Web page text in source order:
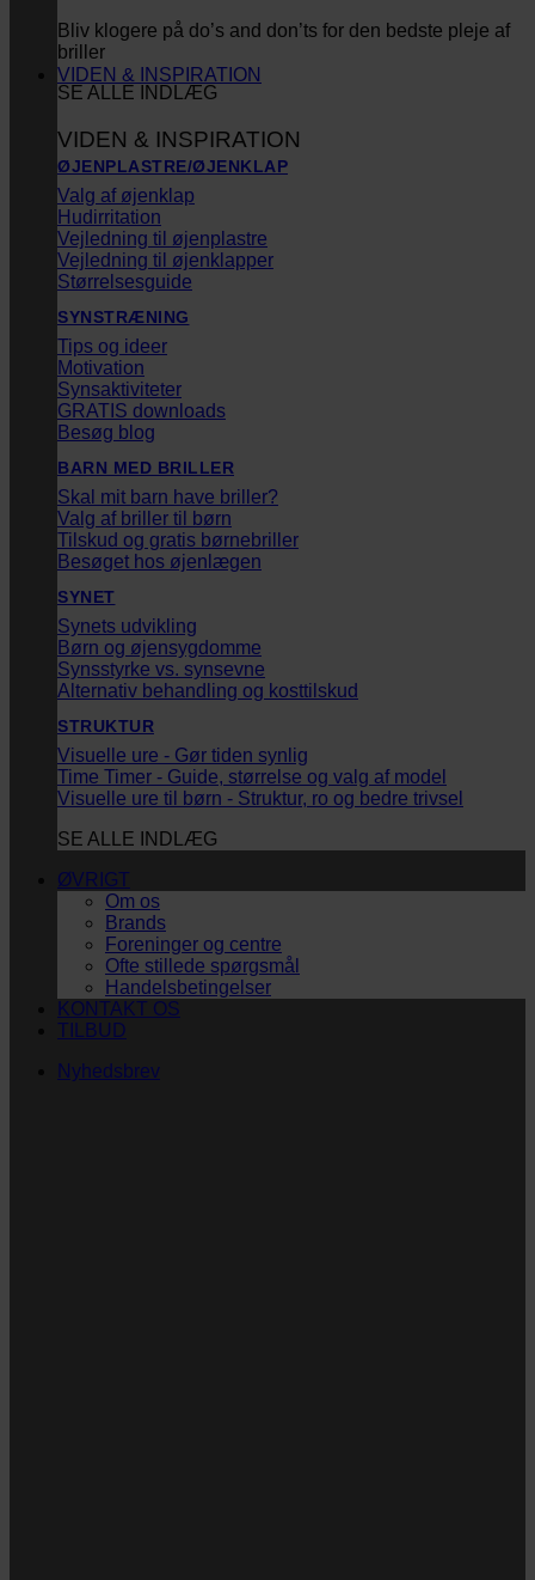
Bliv klogere på do’s and don’ts for den bedste pleje af
briller
SE ALLE INDLÆG
VIDEN & INSPIRATION
VIDEN & INSPIRATION
ØJENPLASTRE/ØJENKLAP
Valg af øjenklap
Hudirritation
Vejledning til øjenplastre
Vejledning til øjenklapper
Størrelsesguide
SYNSTRÆNING
Tips og ideer
Motivation
Synsaktiviteter
GRATIS downloads
Besøg blog
BARN MED BRILLER
Skal mit barn have briller?
Valg af briller til børn
Tilskud og gratis børnebriller
Besøget hos øjenlægen
SYNET
Synets udvikling
Børn og øjensygdomme
Synsstyrke vs. synsevne
Alternativ behandling og kosttilskud
STRUKTUR
Visuelle ure - Gør tiden synlig
Time Timer - Guide, størrelse og valg af model
Visuelle ure til børn - Struktur, ro og bedre trivsel
SE ALLE INDLÆG
ØVRIGT
Om os
Brands
Foreninger og centre
Ofte stillede spørgsmål
Handelsbetingelser
KONTAKT OS
TILBUD
Nyhedsbrev